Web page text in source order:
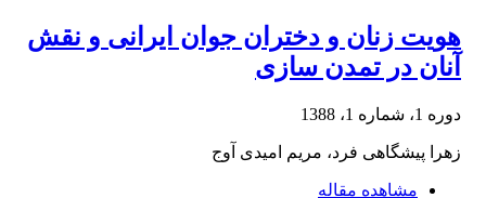
هویت زنان و دختران جوان ایرانی و نقش
آنان در تمدن سازی
دوره 1، شماره 1، 1388
زهرا پیشگاهی فرد، مریم امیدی آوج
مشاهده مقاله